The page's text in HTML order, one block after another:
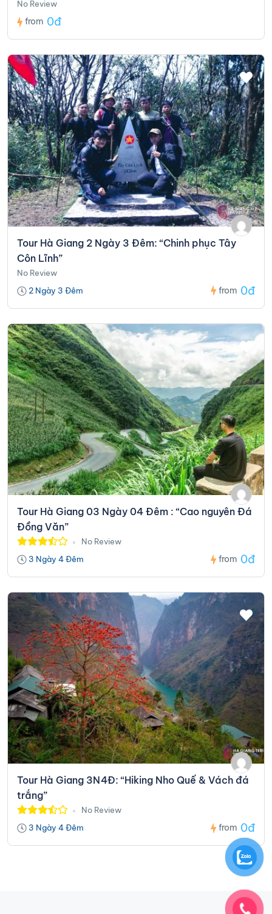
No Review
from 0đ
Tour Hà Giang 2 Ngày 3 Đêm: “Chinh phục Tây
Côn Lĩnh”
No Review
2 Ngày 3 Đêm
from 0đ
Tour Hà Giang 03 Ngày 04 Đêm : “Cao nguyên Đá
Đồng Văn”
No Review
3 Ngày 4 Đêm
from 0đ
Tour Hà Giang 3N4Đ: “Hiking Nho Quế & Vách đá
trắng”
No Review
3 Ngày 4 Đêm
from 0đ